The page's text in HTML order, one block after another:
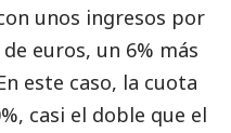
unos ingresos por
euros, un 6% más
este caso, la cuota
casi el doble que el